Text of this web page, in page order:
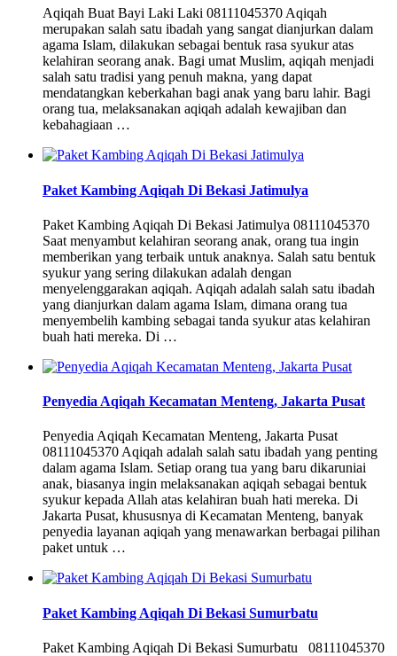
Aqiqah Buat Bayi Laki Laki 08111045370 Aqiqah
merupakan salah satu ibadah yang sangat dianjurkan dalam
agama Islam, dilakukan sebagai bentuk rasa syukur atas
kelahiran seorang anak. Bagi umat Muslim, aqiqah menjadi
salah satu tradisi yang penuh makna, yang dapat
mendatangkan keberkahan bagi anak yang baru lahir. Bagi
orang tua, melaksanakan aqiqah adalah kewajiban dan
kebahagiaan …
Paket Kambing Aqiqah Di Bekasi Jatimulya
Paket Kambing Aqiqah Di Bekasi Jatimulya 08111045370
Saat menyambut kelahiran seorang anak, orang tua ingin
memberikan yang terbaik untuk anaknya. Salah satu bentuk
syukur yang sering dilakukan adalah dengan
menyelenggarakan aqiqah. Aqiqah adalah salah satu ibadah
yang dianjurkan dalam agama Islam, dimana orang tua
menyembelih kambing sebagai tanda syukur atas kelahiran
buah hati mereka. Di …
Penyedia Aqiqah Kecamatan Menteng, Jakarta Pusat
Penyedia Aqiqah Kecamatan Menteng, Jakarta Pusat
08111045370 Aqiqah adalah salah satu ibadah yang penting
dalam agama Islam. Setiap orang tua yang baru dikaruniai
anak, biasanya ingin melaksanakan aqiqah sebagai bentuk
syukur kepada Allah atas kelahiran buah hati mereka. Di
Jakarta Pusat, khususnya di Kecamatan Menteng, banyak
penyedia layanan aqiqah yang menawarkan berbagai pilihan
paket untuk …
Paket Kambing Aqiqah Di Bekasi Sumurbatu
Paket Kambing Aqiqah Di Bekasi Sumurbatu 08111045370